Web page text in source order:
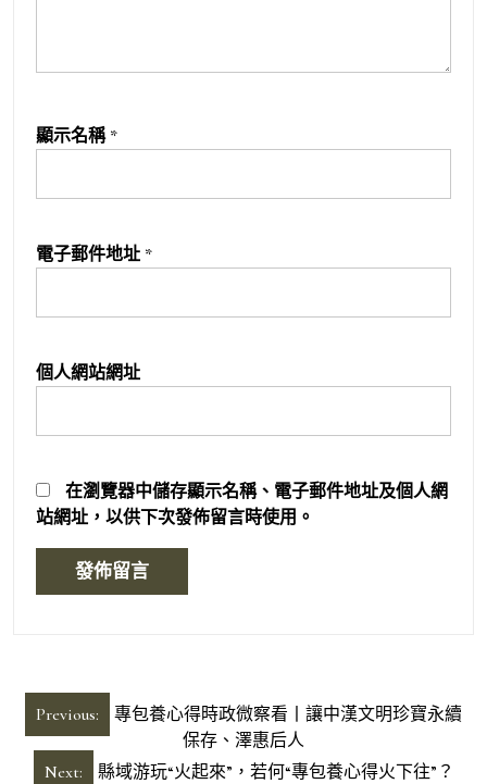
顯示名稱 *
電子郵件地址 *
個人網站網址
在瀏覽器中儲存顯示名稱、電子郵件地址及個人網
站網址，以供下次發佈留言時使用。
文
章
Previous:
專包養心得時政微察看丨讓中漢文明珍寶永續
保存、澤惠后人
Next:
縣域游玩“火起來”，若何“專包養心得火下往”？